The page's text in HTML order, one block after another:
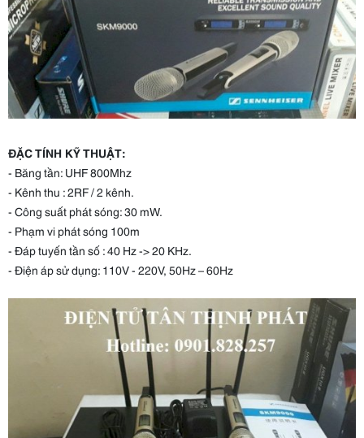
ĐẶC TÍNH KỸ THUẬT:
- Băng tần: UHF 800Mhz
- Kênh thu : 2RF / 2 kênh.
- Công suất phát sóng: 30 mW.
- Phạm vi phát sóng 100m
- Đáp tuyến tần số : 40 Hz -> 20 KHz.
- Điện áp sử dụng: 110V - 220V, 50Hz – 60Hz